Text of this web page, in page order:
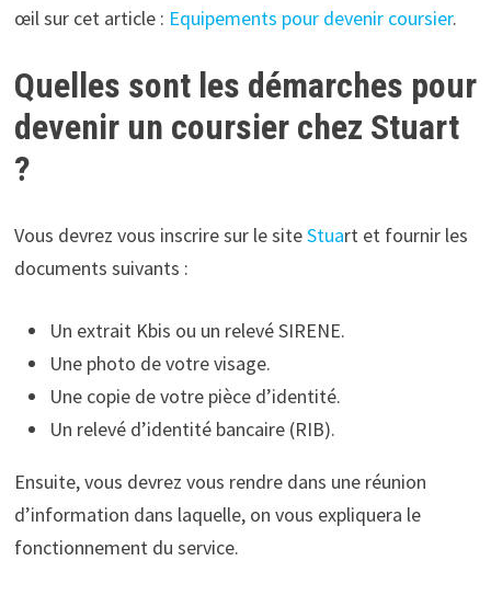
œil sur cet article : Equipements pour devenir coursier.
Quelles sont les démarches pour
devenir un coursier chez Stuart
?
Vous devrez vous inscrire sur le siteStuart et fournir les
documents suivants :
Un extrait Kbis ou un relevé SIRENE.
Une photo de votre visage.
Une copie de votre pièce d’identité.
Un relevé d’identité bancaire (RIB).
Ensuite, vous devrez vous rendre dans une réunion
d’information dans laquelle, on vous expliquera le
fonctionnement du service.